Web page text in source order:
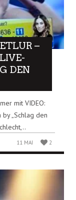
–
DEN
mit VIDEO:
„Schlag den
11 MAI 2